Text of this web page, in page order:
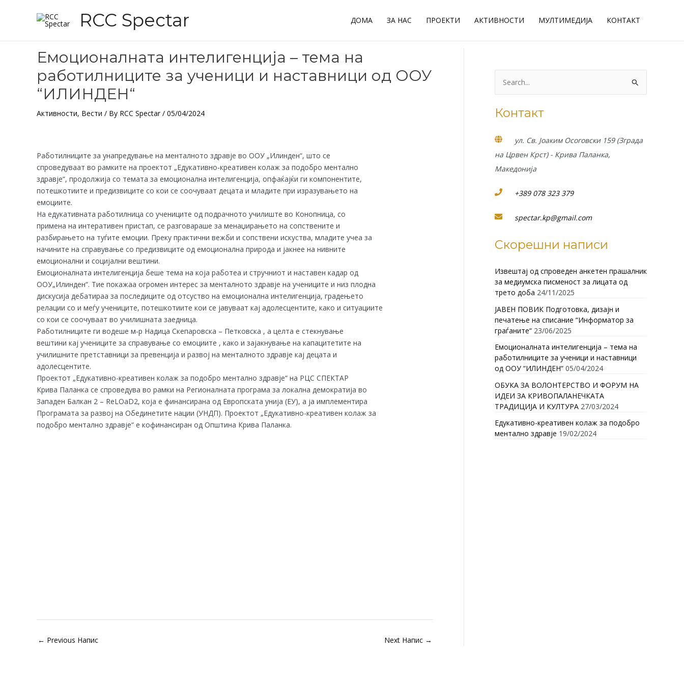
RCC Spectar ДОМА ЗА НАС ПРОЕКТИ АКТИВНОСТИ МУЛТИМЕДИЈА КОНТАКТ
Емоционалната интелигенција – тема на
работилниците за ученици и наставници од ООУ
“ИЛИНДЕН“
Активности, Вести / By RCC Spectar/ 05/04/2024
Работилниците за унапредување на менталното здравје во ООУ „Илинден“, што се
спроведуваат во рамките на проектот „Едукативно-креативен колаж за подобро ментално
здравје“, продолжија со темата за емоционална интелигенција, опфаќајќи ги компонентите,
потешкотиите и предизвиците со кои се соочуваат децата и младите при изразувањето на
емоциите.
На едукативната работилница со учениците од подрачното училиште во Конопница, со
примена на интеративен пристап, се разговараше за менаџирањето на сопствените и
разбирањето на туѓите емоции. Преку практични вежби и сопствени искуства, младите учеа за
начините на справување со предизвиците од емоционална природа и јакнее на нивните
емоционални и социјални вештини.
Емоционалната интелигенција беше тема на која работеа и стручниот и наставен кадар од
ООУ„Илинден“. Тие покажаа огромен интерес за менталното здравје на учениците и низ плодна
дискусија дебатираа за последиците од отсуство на емоционална интелигенција, градењето
релации со и меѓу учениците, потешкотиите кои се јавуваат кај адолесцентите, како и ситуациите
со кои се соочуваат во училишната заедница.
Работилниците ги водеше м-р Надица Скепаровска – Петковска , а целта е стекнување
вештини кај учениците за справување со емоциите , како и зајакнување на капацитетите на
училишните претставници за превенција и развој на менталното здравје кај децата и
адолесцентите.
Проектот „Едукативно-креативен колаж за подобро ментално здравје“ на РЦС СПЕКТАР
Крива Паланка се спроведува во рамки на Регионалната програма за локална демократија во
Западен Балкан 2 – ReLOaD2, која е финансирана од Европската унија (ЕУ), а ја имплементира
Програмата за развој на Обединетите нации (УНДП). Проектот „Едукативно-креативен колаж за
подобро ментално здравје“ е кофинансиран од Општина Крива Паланка.
navigation
← Previous Напис Next Напис →
e
a
c
h
f
r
:
Контакт
ул. Св. Јоаким Осоговски 159 (Зграда
на Црвен Крст) - Крива Паланка,
Македонија
+389 078 323 379
spectar.kp@gmail.com
Скорешни написи
Извештај од спроведен анкетен прашалник
за медиумска писменост за лицата од
трето доба 24/11/2025
ЈАВЕН ПОВИК Подготовка, дизајн и
печатење на списание “Информатор за
граѓаните“ 23/06/2025
Емоционалната интелигенција – тема на
работилниците за ученици и наставници
од ООУ “ИЛИНДЕН“ 05/04/2024
ОБУКА ЗА ВОЛОНТЕРСТВО И ФОРУМ НА
ИДЕИ ЗА КРИВОПАЛАНЕЧКАТА
ТРАДИЦИЈА И КУЛТУРА 27/03/2024
Едукативно-креативен колаж за подобро
ментално здравје 19/02/2024